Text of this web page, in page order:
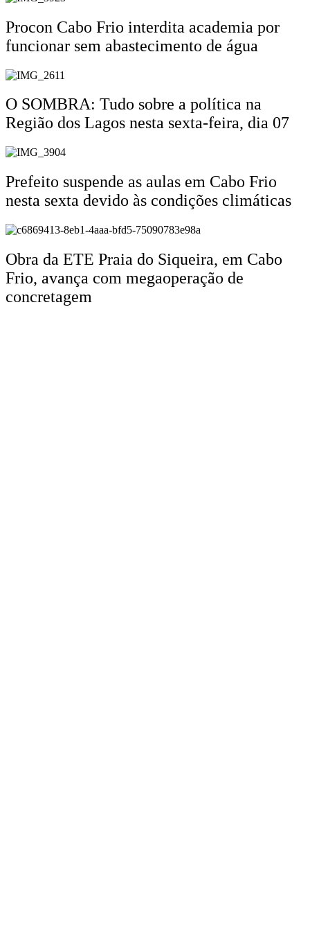
Procon Cabo Frio interdita academia por
funcionar sem abastecimento de água
O SOMBRA: Tudo sobre a política na
Região dos Lagos nesta sexta-feira, dia 07
Prefeito suspende as aulas em Cabo Frio
nesta sexta devido às condições climáticas
Obra da ETE Praia do Siqueira, em Cabo
Frio, avança com megaoperação de
concretagem